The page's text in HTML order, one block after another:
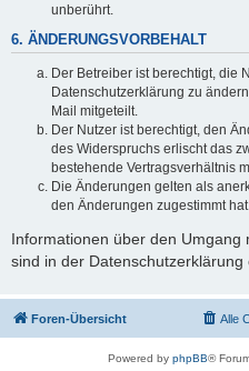
unberührt.
6. ÄNDERUNGSVORBEHALT
Der Betreiber ist berechtigt, die
Datenschutzerklärung zu
Mail mitgeteilt.
Der Nutzer ist berechtigt, den
des Widerspruchs erlischt das
bestehende Vertragsverhältnis
Die Änderungen gelten als
den Änderungen zugestimmt
Informationen über den Umgang
sind in der Datenschutzerklärung
Foren-Übersicht Alle
Powered by phpBB®